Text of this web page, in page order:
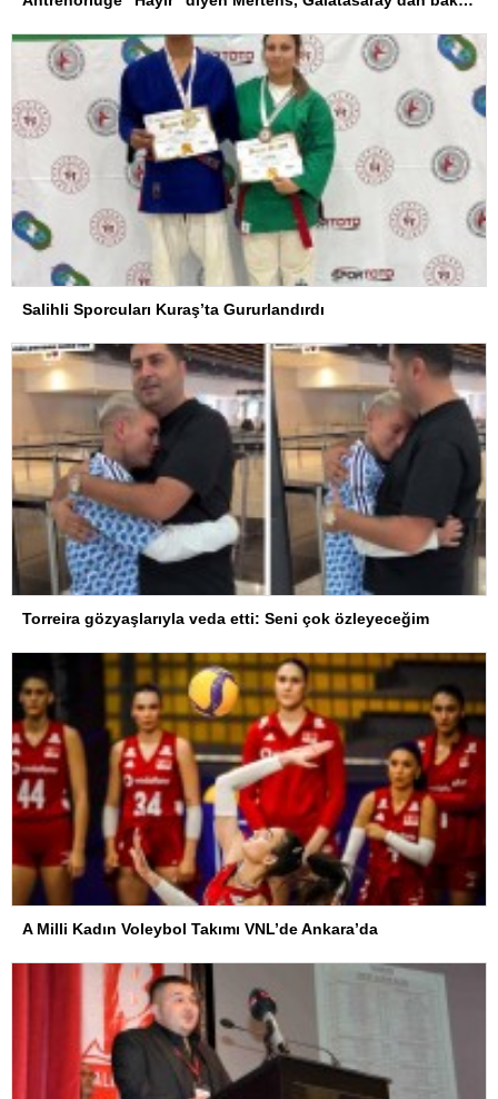
Salihli Sporcuları Kuraş’ta Gururlandırdı
Torreira gözyaşlarıyla veda etti: Seni çok özleyeceğim
A Milli Kadın Voleybol Takımı VNL’de Ankara’da